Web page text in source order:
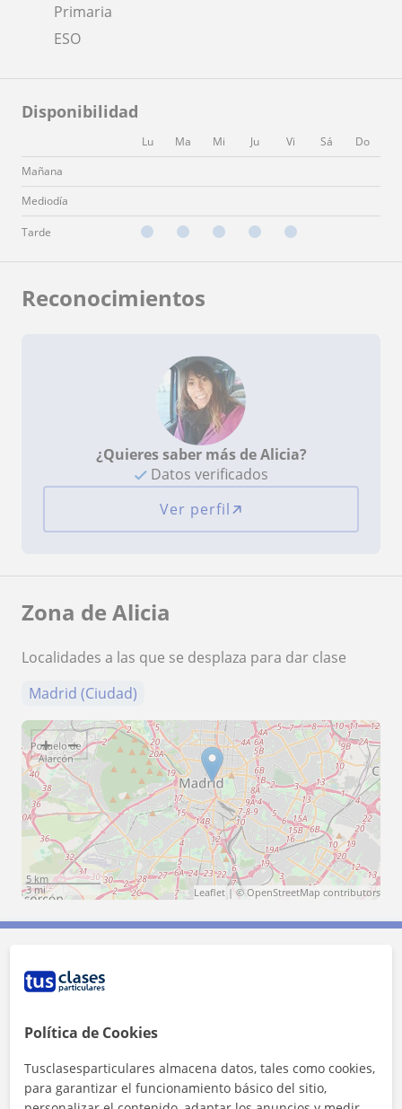
Primaria
ESO
Disponibilidad
Lu Ma Mi Ju Vi Sá
Do
Mañana
Mediodía
Tarde
Reconocimientos
¿Quieres saber más de Alicia?
Datos verificados
Ver perfil
Zona de Alicia
Localidades a las que se desplaza para dar clase
Madrid (Ciudad)
+ −
5 km
3 mi
Leaflet | © OpenStreetMap contributors
Contacta con Alicia
Tarifa
1ª clase gratis
Política de Cookies
Tusclasesparticulares almacena datos, tales como cookies,
para garantizar el funcionamiento básico del sitio,